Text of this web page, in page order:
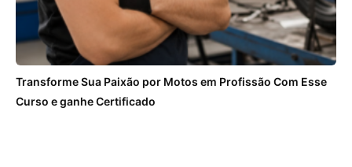
Transforme Sua Paixão por Motos em Profissão Com Esse
Curso e ganhe Certificado